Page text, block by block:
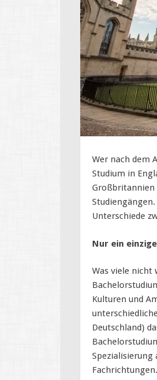
Wer nach dem
Studium in
Großbritannien
Unterschiede
Nur ein
Was viele nicht
Kulturen und
Deutschland)
Spezialisierung